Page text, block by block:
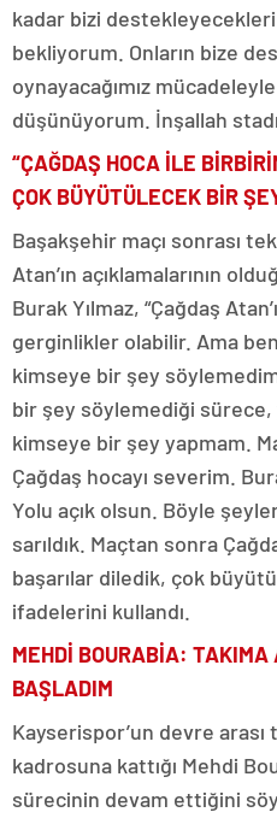
kadar bizi destekleyecekleri
bekliyorum. Onların bize
oynayacağımız
düşünüyorum. İnşallah
“ÇAĞDAŞ HOCA İLE
ÇOK BÜYÜTÜLECEK BİR
Başakşehir maçı sonrası
Atan’ın açıklamalarının
Burak Yılmaz, “Çağdaş
gerginlikler olabilir. Ama
kimseye bir şey
bir şey söylemediği sürece,
kimseye bir şey yapmam.
Çağdaş hocayı severim.
Yolu açık olsun. Böyle
sarıldık. Maçtan sonra
başarılar diledik, çok
ifadelerini kullandı.
MEHDİ BOURABİA: TAKIMA
BAŞLADIM
Kayserispor’un devre
kadrosuna kattığı Mehdi
sürecinin devam ettiğini